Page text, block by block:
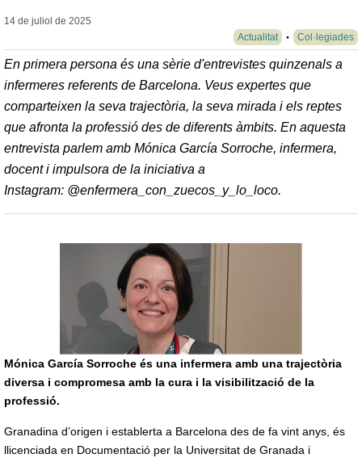
14 de juliol de 2025
Actualitat
Col·legiades
En primera persona és una sèrie d'entrevistes quinzenals a
infermeres referents de Barcelona. Veus expertes que
comparteixen la seva trajectòria, la seva mirada i els reptes
que afronta la professió des de diferents àmbits. En aquesta
entrevista parlem amb Mónica García Sorroche, infermera,
docent i impulsora de la iniciativa a
Instagram: @enfermera_con_zuecos_y_lo_loco.
Mónica García Sorroche és una infermera amb una trajectòria
diversa i compromesa amb la cura i la visibilització de la
professió.
Granadina d’origen i establerta a Barcelona des de fa vint anys, és
llicenciada en Documentació per la Universitat de Granada i